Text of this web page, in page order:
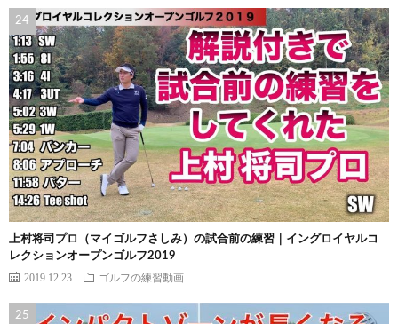
上村将司プロ（マイゴルフさしみ）の試合前の練習｜イングロイヤルコ
レクションオープンゴルフ2019
2019.12.23 ゴルフの練習動画